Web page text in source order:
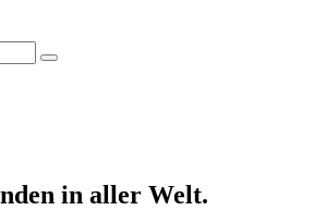
in aller Welt.